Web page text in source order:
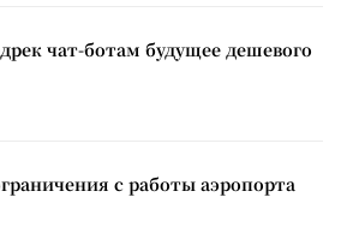
чат-ботам будущее дешевого
с работы аэропорта